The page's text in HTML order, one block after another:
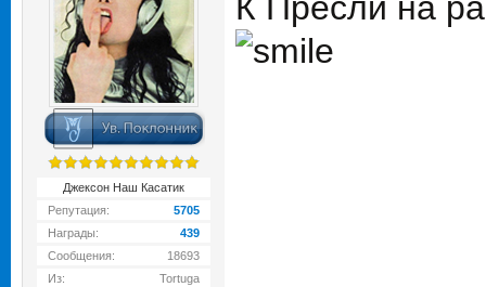
Джексон Наш Касатик
Репутация:
5705
Награды:
439
Сообщения:
18693
Из:
Tortuga